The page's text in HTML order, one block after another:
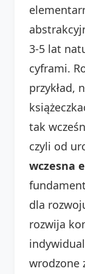
3-5 lat
cyframi.
przykład,
tak
czyli od
wczesna
dla
rozwija
wrodzone